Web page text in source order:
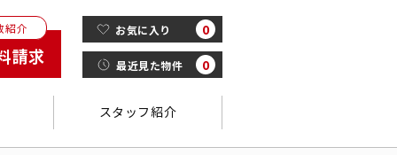
紹介
請求
お気に入り 0
最近見た物件 0
スタッフ紹介